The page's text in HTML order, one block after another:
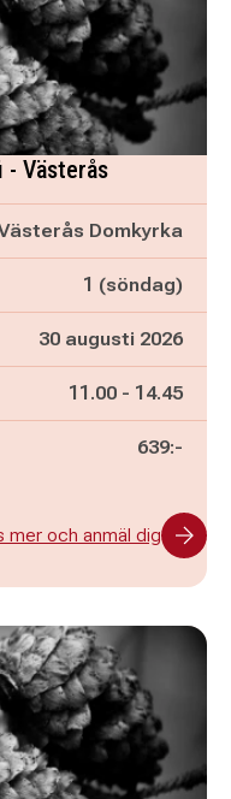
- Västerås
Domkyrka
1 (söndag)
30 augusti 2026
Pågår mellan
11.00 - och
14.45
639:-
mer och anmäl dig